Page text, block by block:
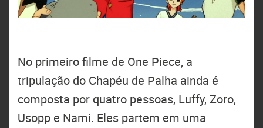
No primeiro filme de One Piece, a
tripulação do Chapéu de Palha ainda é
composta por quatro pessoas, Luffy, Zoro,
Usopp e Nami. Eles partem em uma